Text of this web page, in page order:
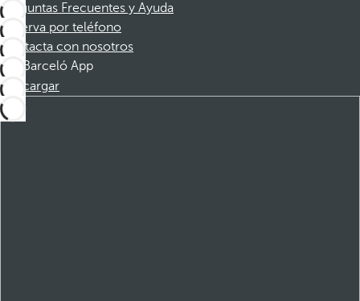
Preguntas Frecuentes y Ayuda
Reserva por teléfono
Contacta con nosotros
Barceló App
Descargar